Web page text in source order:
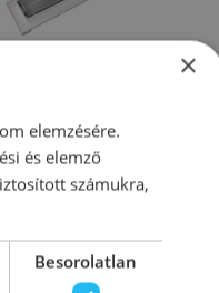
Sanotechnik Burkolható
zuhanyfolyóka 70 cm, króm
DT70
Cikkszám: DT70
30 900 Ft 25 647 Ft
×
elemzésére.
és elemző
számukra,
Besorolatlan